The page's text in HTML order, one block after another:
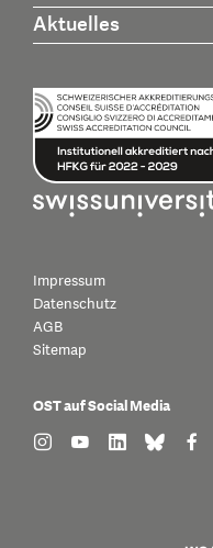
Aktuelles
Impressum
Datenschutz
AGB
Sitemap
OST auf Social Media
find us on: instagram
find us on:
find us on:
find us